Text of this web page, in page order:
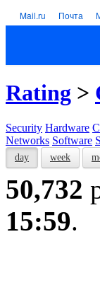
Mail.ru Почта
Rating >
Security Hardware
Networks Software
day week
50,732
15:59.